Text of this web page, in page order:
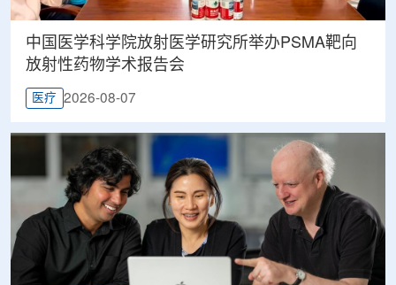
中国医学科学院放射医学研究所举办PSMA靶向
放射性药物学术报告会
医疗 2026-08-07